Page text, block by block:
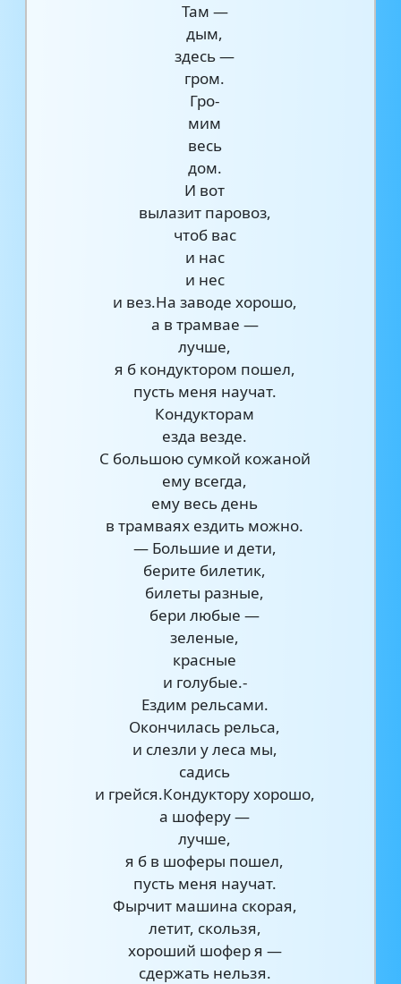
Там —
дым,
здесь —
гром.
Гро-
мим
весь
дом.
И вот
вылазит паровоз,
чтоб вас
и нас
и нес
и вез.На заводе хорошо,
а в трамвае —
лучше,
я б кондуктором пошел,
пусть меня научат.
Кондукторам
езда везде.
С большою сумкой кожаной
ему всегда,
ему весь день
в трамваях ездить можно.
— Большие и дети,
берите билетик,
билеты разные,
бери любые —
зеленые,
красные
и голубые.-
Ездим рельсами.
Окончилась рельса,
и слезли у леса мы,
садись
и грейся.Кондуктору хорошо,
а шоферу —
лучше,
я б в шоферы пошел,
пусть меня научат.
Фырчит машина скорая,
летит, скользя,
хороший шофер я —
сдержать нельзя.